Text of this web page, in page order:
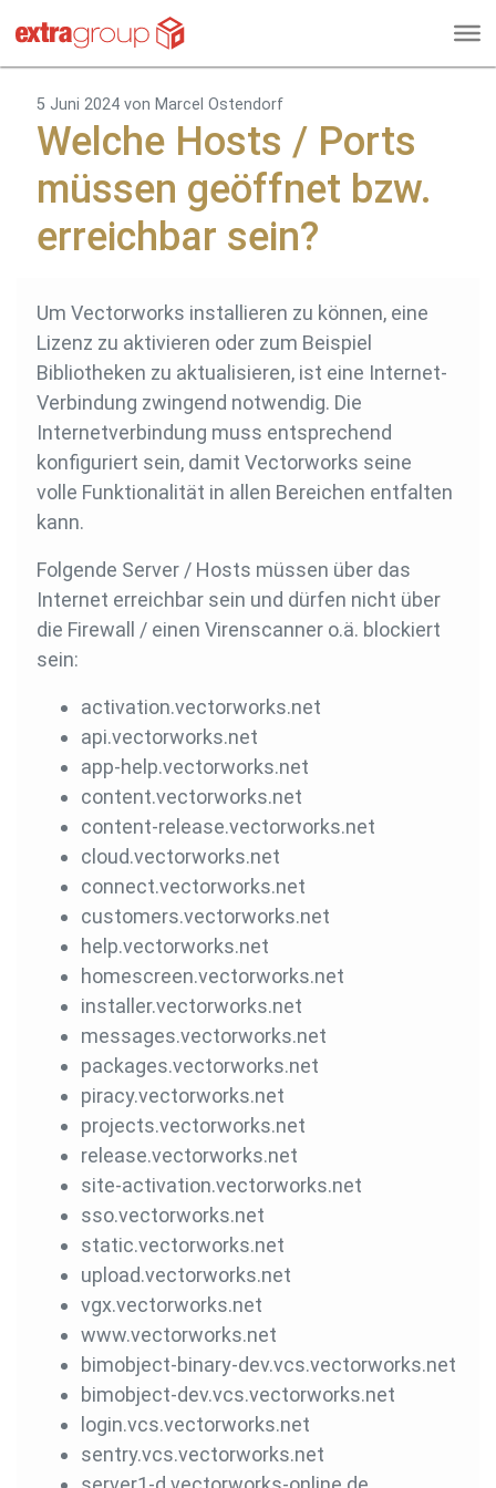
5 Juni 2024 von Marcel Ostendorf
Welche Hosts / Ports
müssen geöffnet bzw.
erreichbar sein?
Um Vectorworks installieren zu können, eine
Lizenz zu aktivieren oder zum Beispiel
Bibliotheken zu aktualisieren, ist eine Internet-
Verbindung zwingend notwendig. Die
Internetverbindung muss entsprechend
konfiguriert sein, damit Vectorworks seine
volle Funktionalität in allen Bereichen entfalten
kann.
Folgende Server / Hosts müssen über das
Internet erreichbar sein und dürfen nicht über
die Firewall / einen Virenscanner o.ä. blockiert
sein:
activation.vectorworks.net
api.vectorworks.net
app-help.vectorworks.net
content.vectorworks.net
content-release.vectorworks.net
cloud.vectorworks.net
connect.vectorworks.net
customers.vectorworks.net
help.vectorworks.net
homescreen.vectorworks.net
installer.vectorworks.net
messages.vectorworks.net
packages.vectorworks.net
piracy.vectorworks.net
projects.vectorworks.net
release.vectorworks.net
site-activation.vectorworks.net
sso.vectorworks.net
static.vectorworks.net
upload.vectorworks.net
vgx.vectorworks.net
www.vectorworks.net
bimobject-binary-dev.vcs.vectorworks.net
bimobject-dev.vcs.vectorworks.net
login.vcs.vectorworks.net
sentry.vcs.vectorworks.net